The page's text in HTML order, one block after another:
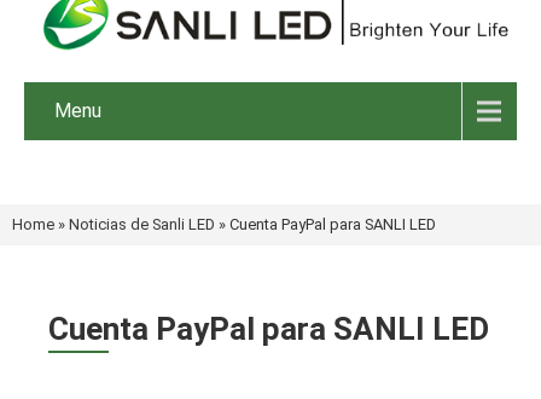
Menu
Home » Noticias de Sanli LED » Cuenta PayPal para SANLI LED
Cuenta PayPal para SANLI LED